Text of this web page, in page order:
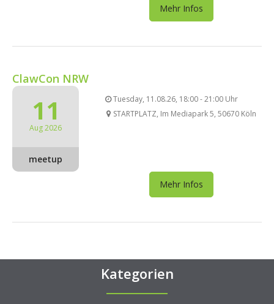
Mehr Infos
ClawCon NRW
11
Aug 2026
meetup
Tuesday, 11.08.26, 18:00 - 21:00 Uhr
STARTPLATZ, Im Mediapark 5, 50670 Köln
Mehr Infos
Kategorien